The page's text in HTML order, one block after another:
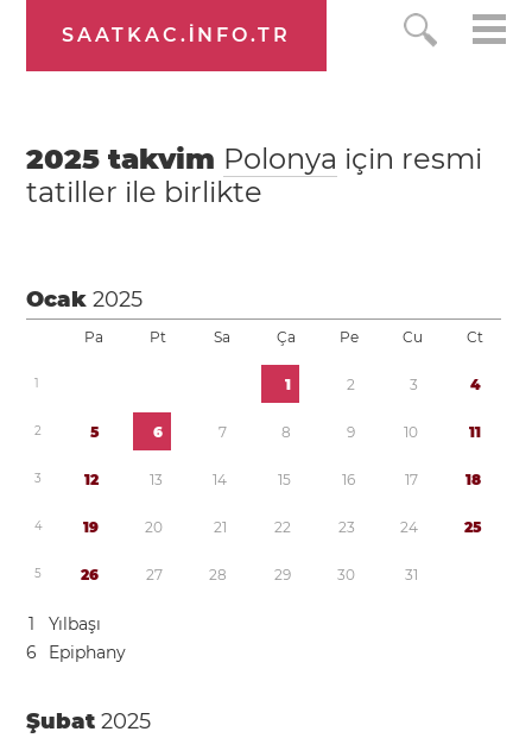
SAATKAC.INFO.TR
2025 takvim Polonya için resmi
tatiller ile birlikte
Ocak2025
Pa Pt Sa Ça Pe Cu Ct
1 1 2 3 4
2 5 6 7 8 9 10 11
3 12 13 14 15 16 17 18
4 19 20 21 22 23 24 25
5 26 27 28 29 30 31
1
Yılbaşı
6
Epiphany
Şubat2025